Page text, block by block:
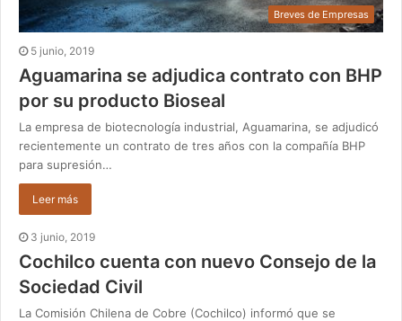
Breves de Empresas
5 junio, 2019
Aguamarina se adjudica contrato con BHP
por su producto Bioseal
La empresa de biotecnología industrial, Aguamarina, se adjudicó
recientemente un contrato de tres años con la compañía BHP
para supresión…
Leer más
3 junio, 2019
Cochilco cuenta con nuevo Consejo de la
Sociedad Civil
La Comisión Chilena de Cobre (Cochilco) informó que se